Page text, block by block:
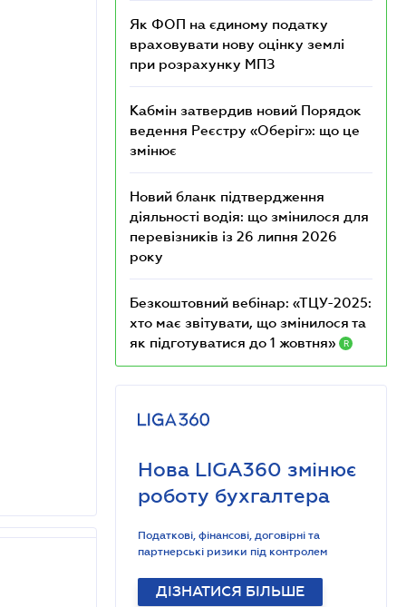
Як ФОП на єдиному податку
враховувати нову оцінку землі
при розрахунку МПЗ
Кабмін затвердив новий Порядок
ведення Реєстру «Оберіг»: що це
змінює
Новий бланк підтвердження
діяльності водія: що змінилося для
перевізників із 26 липня 2026
року
Безкоштовний вебінар: «ТЦУ-2025:
хто має звітувати, що змінилося та
як підготуватися до 1 жовтня»
R
Нова LIGA360 змінює
роботу бухгалтера
Податкові, фінансові, договірні та
партнерські ризики під контролем
ДІЗНАТИСЯ БІЛЬШЕ